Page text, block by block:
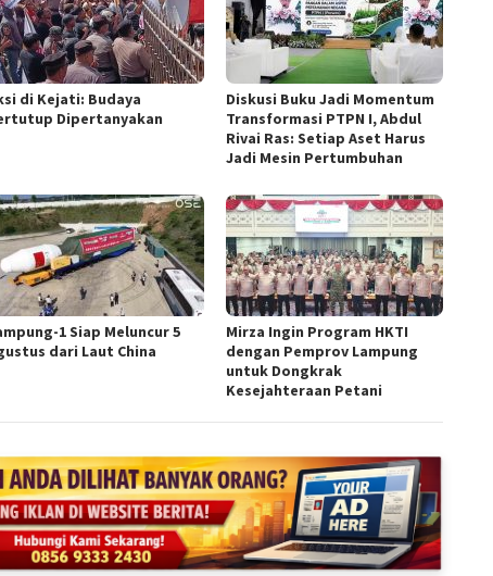
di Kejati: Budaya
Dipertanyakan
Diskusi Buku Jadi Momentum
Transformasi PTPN I, Abdul
Rivai Ras: Setiap Aset Harus
Jadi Mesin Pertumbuhan
1 Siap Meluncur 5
dari Laut China
Mirza Ingin Program HKTI
dengan Pemprov Lampung
untuk Dongkrak
Kesejahteraan Petani